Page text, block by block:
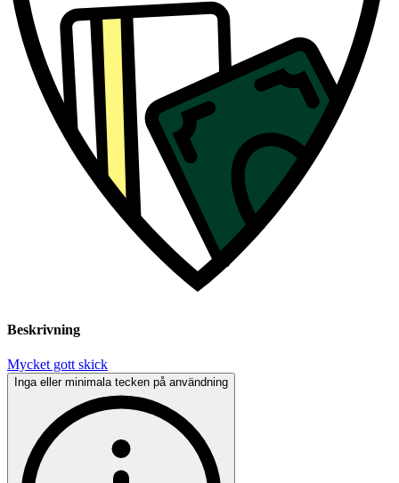
Beskrivning
Mycket gott skick
Inga eller minimala tecken på användning